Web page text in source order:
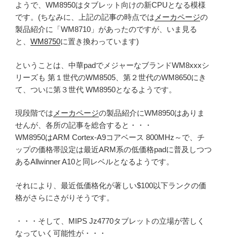
ようで、WM8950はタブレット向けの新CPUとなる模様
です。(ちなみに、上記の記事の時点では メーカページの
製品紹介に「WM8710」があったのですが、いま見る
と、 WM8750に置き換わっています)
ということは、中華padでメジャーなブランドWM8xxxシ
リーズも 第１世代のWM8505、第２世代のWM8650にき
て、ついに第３世代 WM8950となるようです。
現段階では メーカページの製品紹介にWM8950はありま
せんが、各所の記事を総合すると・・・
WM8950はARM Cortex-A9コアベース 800MHz～で、チ
ップの価格帯設定は最近ARM系の低価格padに普及しつつ
あるAllwinner A10と同レベルとなるようです。
それにより、最近低価格化が著しい$100以下ランクの価
格がさらにさがりそうです。
・・・そして、MIPS Jz4770タブレットの立場が苦しく
なっていく可能性が・・・